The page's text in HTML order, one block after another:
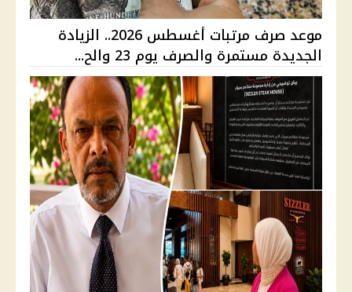
موعد صرف مرتبات أغسطس 2026.. الزيادة
الجديدة مستمرة والصرف يوم 23 والح...